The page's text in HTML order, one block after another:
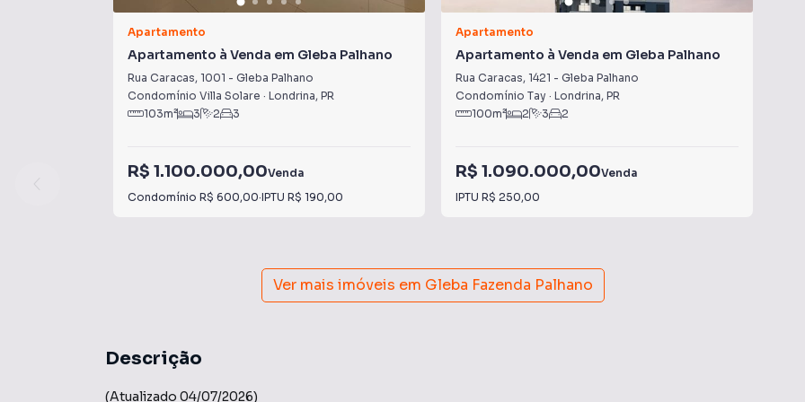
Apartamento
Apartamento à Venda em Gleba Palhano
Rua Caracas, 1001 - Gleba Palhano
Condomínio Villa Solare · Londrina, PR
103m² 3 2 3
R$ 1.100.000,00Venda
Condomínio R$ 600,00·IPTU R$ 190,00
Apartamento
Apartamento à Venda em Gleba Palhano
Rua Caracas, 1421 - Gleba Palhano
Condomínio Tay · Londrina, PR
100m² 2 3 2
R$ 1.090.000,00Venda
IPTU R$ 250,00
Ver mais imóveis em Gleba Fazenda Palhano
Descrição
(Atualizado 04/07/2026)